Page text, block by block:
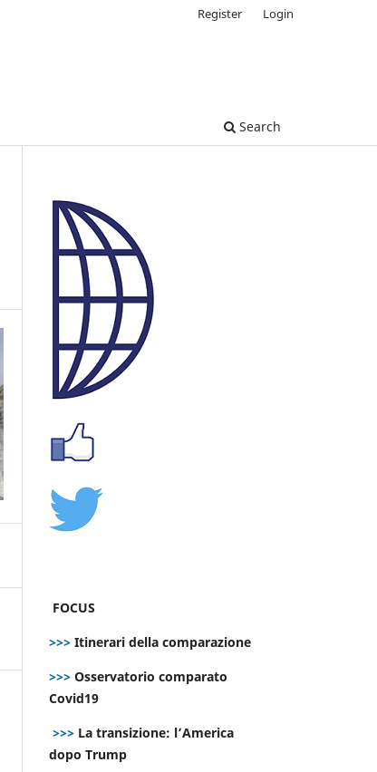
Search
Register Login
FOCUS
>>> Itinerari della comparazione
>>> Osservatorio comparato
Covid19
>>> La transizione: l’America
dopo Trump